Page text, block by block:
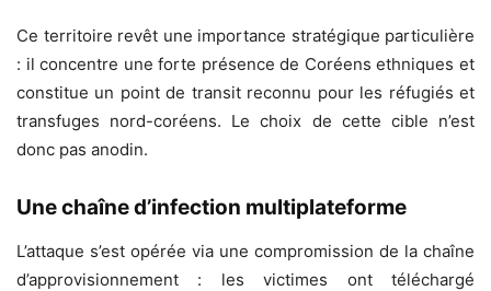
Ce territoire revêt une importance stratégique particulière
: il concentre une forte présence de Coréens ethniques et
constitue un point de transit reconnu pour les réfugiés et
transfuges nord-coréens. Le choix de cette cible n’est
donc pas anodin.
Une chaîne d’infection multiplateforme
L’attaque s’est opérée via une compromission de la chaîne
d’approvisionnement : les victimes ont téléchargé